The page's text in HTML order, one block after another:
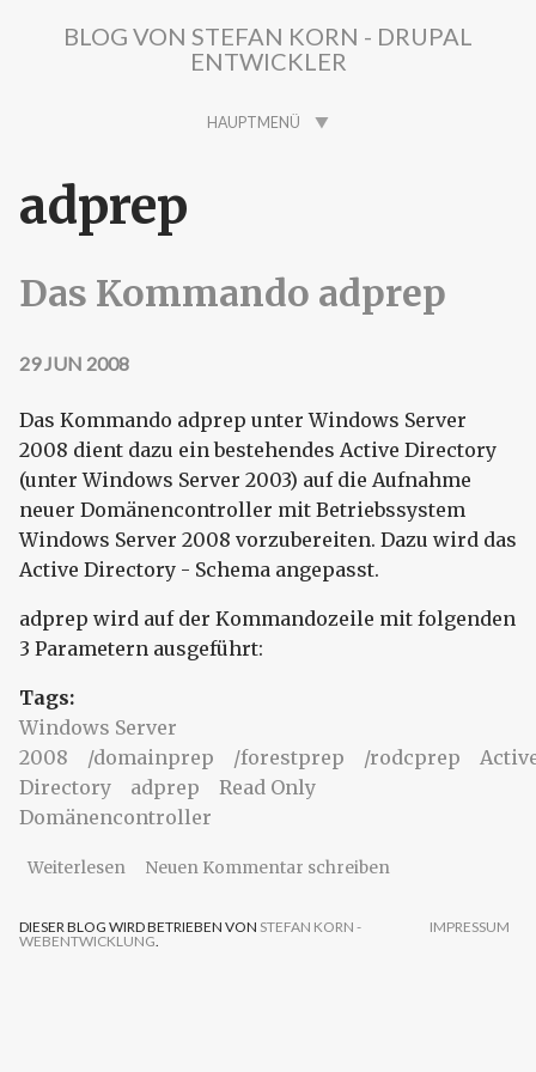
BLOG VON STEFAN KORN - DRUPAL
ENTWICKLER
HAUPTMENÜ
adprep
Das Kommando adprep
29 JUN 2008
Das Kommando adprep unter Windows Server
2008 dient dazu ein bestehendes Active Directory
(unter Windows Server 2003) auf die Aufnahme
neuer Domänencontroller mit Betriebssystem
Windows Server 2008 vorzubereiten. Dazu wird das
Active Directory - Schema angepasst.
adprep wird auf der Kommandozeile mit folgenden
3 Parametern ausgeführt:
Tags:
Windows Server
2008
/domainprep /forestprep /rodcprep
Directory
adprep
Read Only
Domänencontroller
Weiterlesen über Das Kommando adprep
Neuen Kommentar schreiben
IMPRESSUM
DIESER BLOG WIRD BETRIEBEN VON STEFAN KORN -
WEBENTWICKLUNG